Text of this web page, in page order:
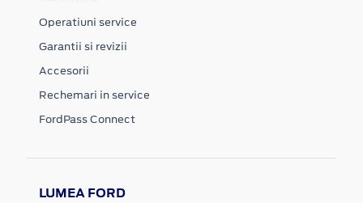
Operatiuni service
Garantii si revizii
Accesorii
Rechemari in service
FordPass Connect
LUMEA FORD